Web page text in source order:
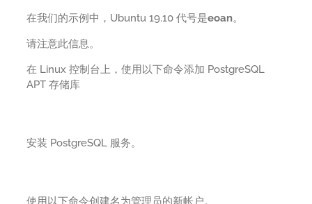
在我们的示例中，Ubuntu 19.10 代号是eoan。
请注意此信息。
在 Linux 控制台上，使用以下命令添加 PostgreSQL
APT 存储库
安装 PostgreSQL 服务。
使用以下命令创建名为管理员的新帐户。